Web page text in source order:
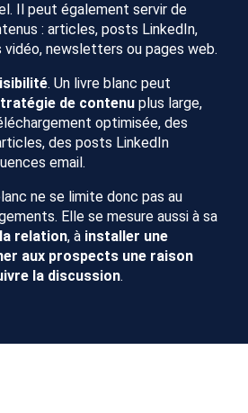
Il peut également servir de
: articles, posts LinkedIn,
newsletters ou pages web.
. Un livre blanc peut
de contenu plus large,
optimisée, des
des posts LinkedIn
email.
ne se limite donc pas au
Elle se mesure aussi à sa
relation, à installer une
aux prospects une raison
la discussion.